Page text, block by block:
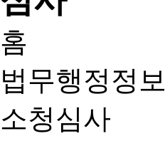
홈
법무행정정보
소청심사